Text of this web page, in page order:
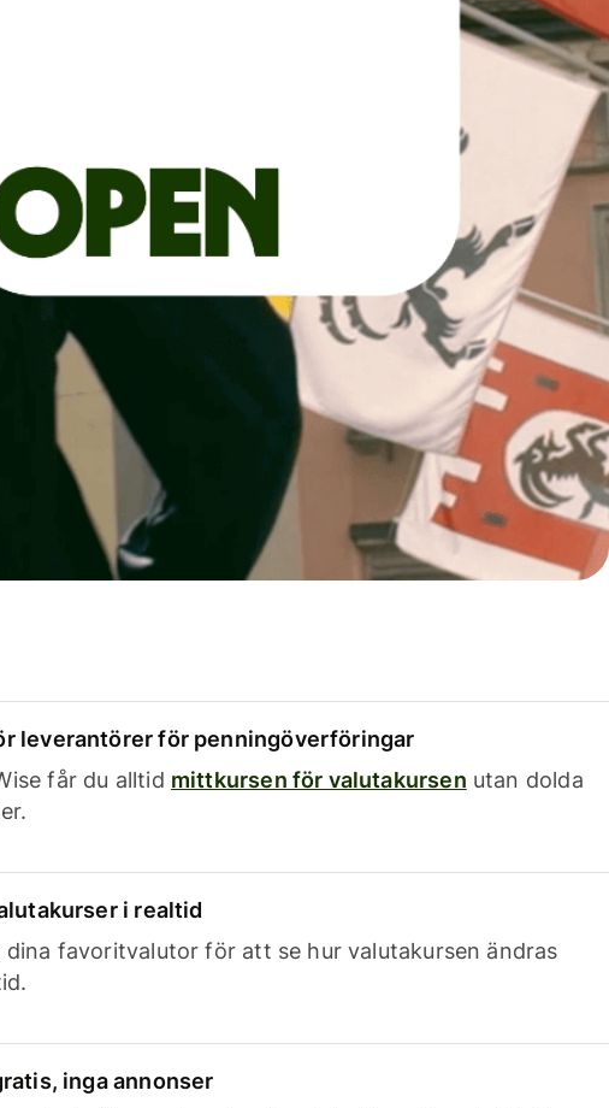
leverantörer för penningöverföringar
får du alltid mittkursen för valutakursen utan dolda
i realtid
dina favoritvalutor för att se hur valutakursen ändras
inga annonser